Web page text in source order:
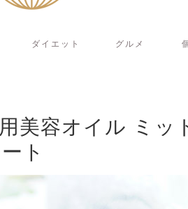
ダイエット グルメ
美容オイル ミッ
ト